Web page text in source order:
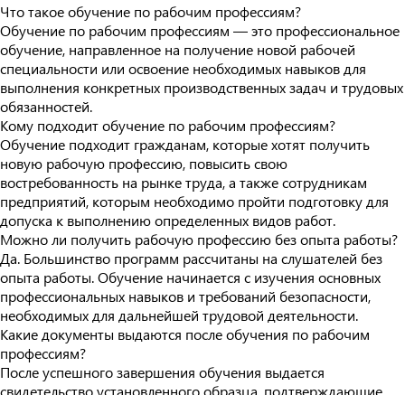
Что такое обучение по рабочим профессиям?
Обучение по рабочим профессиям — это профессиональное
обучение, направленное на получение новой рабочей
специальности или освоение необходимых навыков для
выполнения конкретных производственных задач и трудовых
обязанностей.
Кому подходит обучение по рабочим профессиям?
Обучение подходит гражданам, которые хотят получить
новую рабочую профессию, повысить свою
востребованность на рынке труда, а также сотрудникам
предприятий, которым необходимо пройти подготовку для
допуска к выполнению определенных видов работ.
Можно ли получить рабочую профессию без опыта работы?
Да. Большинство программ рассчитаны на слушателей без
опыта работы. Обучение начинается с изучения основных
профессиональных навыков и требований безопасности,
необходимых для дальнейшей трудовой деятельности.
Какие документы выдаются после обучения по рабочим
профессиям?
После успешного завершения обучения выдается
свидетельство установленного образца, подтверждающие